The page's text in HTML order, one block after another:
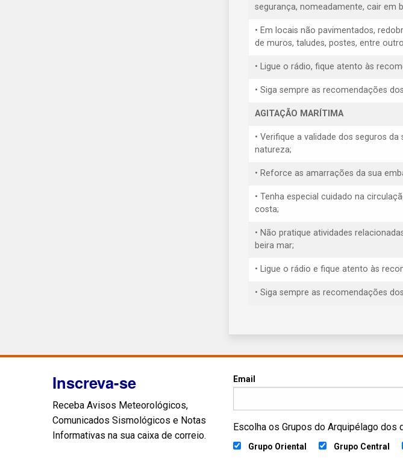
segurança, nomeadamente, cair em
• Em locais não pavimentados,
de muros, taludes, postes, entre
• Ligue o rádio, fique atento às
• Siga sempre as recomendações
AGITAÇÃO MARÍTIMA
• Verifique a validade dos seguros
natureza;
• Reforce as amarrações da sua
• Tenha especial cuidado na
costa;
• Não pratique atividades
beira mar;
• Ligue o rádio e fique atento às
• Siga sempre as recomendações
Inscreva-se
Receba Avisos Meteorológicos,
Comunicados Sismológicos e Notas
Informativas na sua caixa de correio.
Email
Escolha os Grupos do Arquipélago
Grupo Oriental Grupo Central